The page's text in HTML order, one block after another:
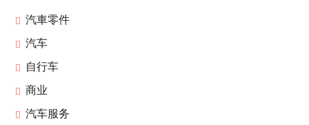
汽車零件
汽车
自行车
商业
汽车服务